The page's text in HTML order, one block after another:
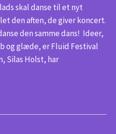
skal danse til et nyt
den aften, de giver koncert.
den samme dans! Ideer,
og glæde, er Fluid Festival
Silas Holst, har